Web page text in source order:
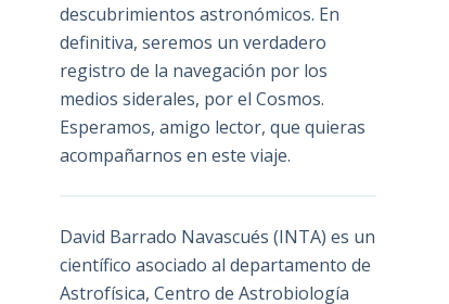
descubrimientos astronómicos. En
definitiva, seremos un verdadero
registro de la navegación por los
medios siderales, por el Cosmos.
Esperamos, amigo lector, que quieras
acompañarnos en este viaje.
David Barrado Navascués (INTA) es un
científico asociado al departamento de
Astrofísica, Centro de Astrobiología